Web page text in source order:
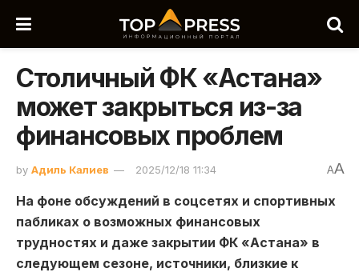
Столичный ФК «Астана»
может закрыться из-за
финансовых проблем
by Адиль Калиев 2025/12/18 11:34 AA
На фоне обсуждений в соцсетях и спортивных
пабликах о возможных финансовых
трудностях и даже закрытии ФК «Астана» в
следующем сезоне, источники, близкие к